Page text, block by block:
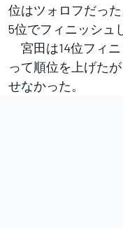
位はツォロフだっ
5位でフィニッシュ
宮田は14位フィ
って順位を上げた
せなかった。